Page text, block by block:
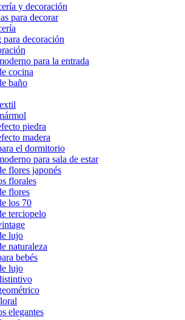
y decoración
para decorar
para decoración
para la entrada
cocina
baño
piedra
madera
el dormitorio
para sala de estar
flores japonés
florales
flores
los 70
terciopelo
lujo
naturaleza
bebés
lujo
elegantes